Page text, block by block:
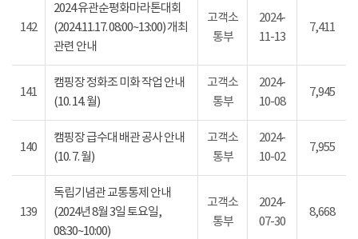
142
2024 유관순평화마라톤대회
(2024.11.17. 08:00~13:00) 개최
관련 안내
고객소
통부
2024-
11-13
7,411
141
캠핑장 정화조 미화 작업 안내
(10. 14. 월)
고객소
통부
2024-
10-08
7,945
140
캠핑장 급수대 배관 공사 안내
(10. 7. 월)
고객소
통부
2024-
10-02
7,955
139
독립기념관 교통통제 안내
(2024년 8월 3일 토요일,
08:30~10:00)
고객소
통부
2024-
07-30
8,668